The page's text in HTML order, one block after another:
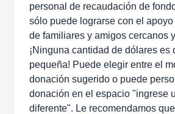
personal de recaudación de
sólo puede lograrse con el
de familiares y amigos cercanos
¡Ninguna cantidad de dólares es
pequeña! Puede elegir entre el
donación sugerido o puede
donación en el espacio "ingrese
diferente". Le recomendamos